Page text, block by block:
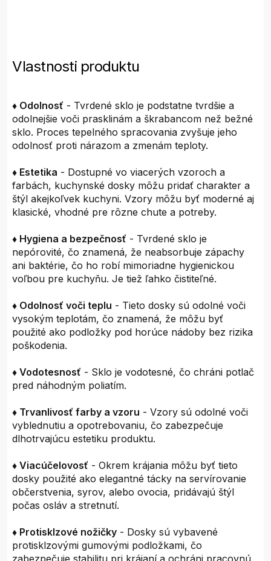
Vlastnosti produktu
♦ Odolnosť - Tvrdené sklo je podstatne tvrdšie a
odolnejšie voči prasklinám a škrabancom než bežné
sklo. Proces tepelného spracovania zvyšuje jeho
odolnosť proti nárazom a zmenám teploty.
♦ Estetika - Dostupné vo viacerých vzoroch a
farbách, kuchynské dosky môžu pridať charakter a
štýl akejkoľvek kuchyni. Vzory môžu byť moderné aj
klasické, vhodné pre rôzne chute a potreby.
♦ Hygiena a bezpečnosť - Tvrdené sklo je
nepórovité, čo znamená, že neabsorbuje zápachy
ani baktérie, čo ho robí mimoriadne hygienickou
voľbou pre kuchyňu. Je tiež ľahko čistiteľné.
♦ Odolnosť voči teplu - Tieto dosky sú odolné voči
vysokým teplotám, čo znamená, že môžu byť
použité ako podložky pod horúce nádoby bez rizika
poškodenia.
♦ Vodotesnosť - Sklo je vodotesné, čo chráni potlač
pred náhodným poliatím.
♦ Trvanlivosť farby a vzoru - Vzory sú odolné voči
vyblednutiu a opotrebovaniu, čo zabezpečuje
dlhotrvajúcu estetiku produktu.
♦ Viacúčelovosť - Okrem krájania môžu byť tieto
dosky použité ako elegantné tácky na servírovanie
občerstvenia, syrov, alebo ovocia, pridávajú štýl
počas osláv a stretnutí.
♦ Protisklzové nožičky - Dosky sú vybavené
protisklzovými gumovými podložkami, čo